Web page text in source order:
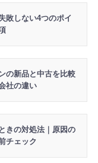
入のお問い合わ
のお問い合わせ
入のお問い合わせ
敗しない4つのポイ
の新品と中古を比較
社の違い
きの対処法｜原因の
チェック